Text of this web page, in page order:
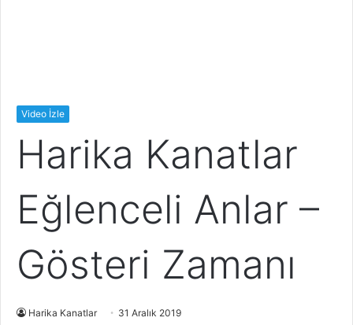
Video İzle
Harika Kanatlar
Eğlenceli Anlar –
Gösteri Zamanı
Harika Kanatlar 31 Aralık 2019